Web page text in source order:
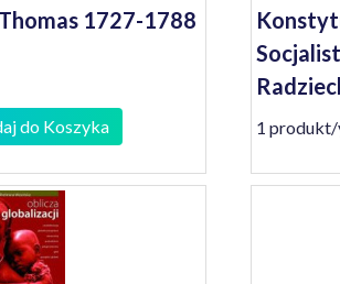
1727-1788
do Koszyka 1